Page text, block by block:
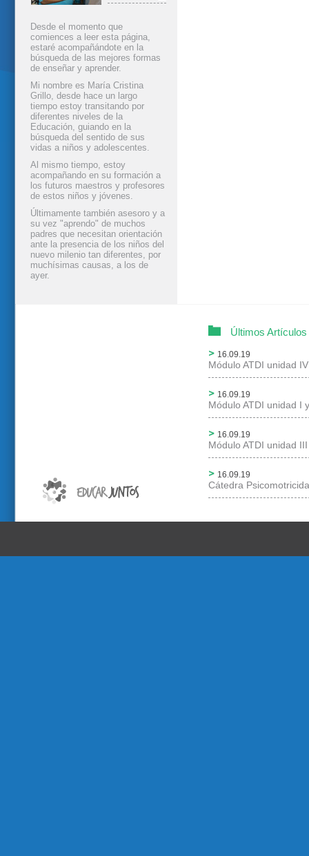
Desde el momento que
comiences a leer esta página,
estaré acompañándote en la
búsqueda de las mejores formas
de enseñar y aprender.
Mi nombre es María Cristina
Grillo, desde hace un largo
tiempo estoy transitando por
diferentes niveles de la
Educación, guiando en la
búsqueda del sentido de sus
vidas a niños y adolescentes.
Al mismo tiempo, estoy
acompañando en su formación a
los futuros maestros y profesores
de estos niños y jóvenes.
Últimamente también asesoro y a
su vez "aprendo" de muchos
padres que necesitan orientación
ante la presencia de los niños del
nuevo milenio tan diferentes, por
muchísimas causas, a los de
ayer.
Últimos Artículos
16.09.19
Módulo ATDI unidad IV
16.09.19
Módulo ATDI unidad I
16.09.19
Módulo ATDI unidad III
16.09.19
Cátedra